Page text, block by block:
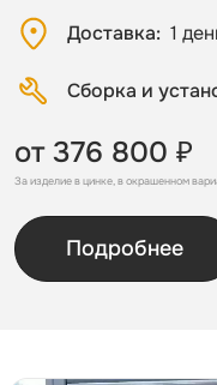
Доставка 1
Сборка и
от 376 800 ₽
За изделие в цинке, в окрашенном
Подробнее